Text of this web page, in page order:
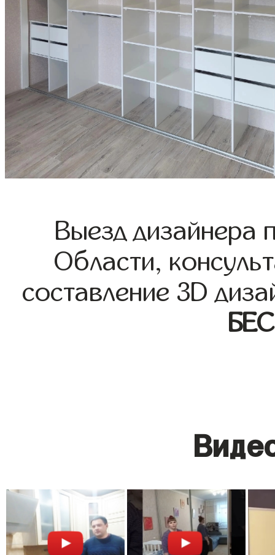
Выезд дизайнера
Области,
составление 3D